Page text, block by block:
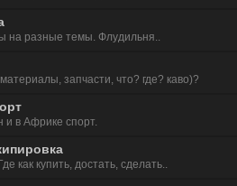
на разные темы. Флудильня..
запчасти, что? где? каво)?
и в Африке спорт.
как купить, достать, сделать..